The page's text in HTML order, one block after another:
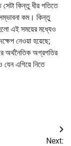
কিন্তু ধীর গতিতে
সম্ভাবনা কম। কিন্তু
এই সময়ের মধ্যেও
নেওয়া হয়েছে;
অর্থনৈতিক অগ্রগতির
যেন এগিয়ে নিতে
Next: